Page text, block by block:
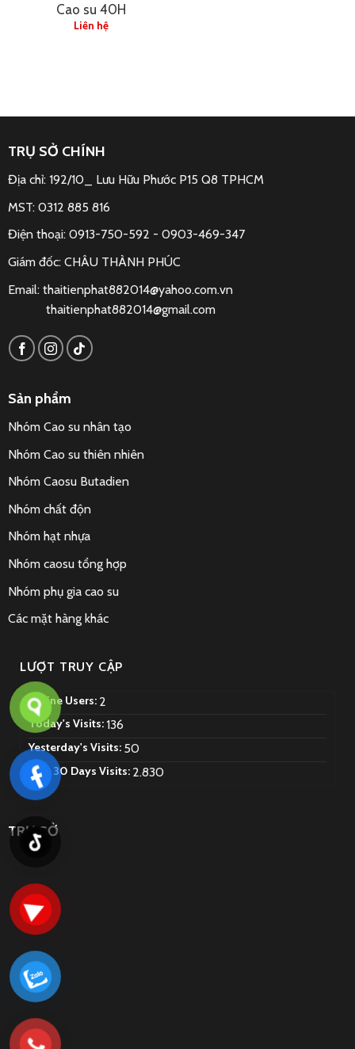
Cao su 40H
Liên hệ
TRỤ SỞ CHÍNH
Địa chỉ: 192/10_ Lưu Hữu Phước P15 Q8 TPHCM
MST: 0312 885 816
Điện thoại: 0913-750-592 - 0903-469-347
Giám đốc: CHÂU THÀNH PHÚC
Email: thaitienphat882014@yahoo.com.vn
thaitienphat882014@gmail.com
Sản phẩm
Nhóm Cao su nhân tạo
Nhóm Cao su thiên nhiên
Nhóm Caosu Butadien
Nhóm chất độn
Nhóm hạt nhựa
Nhóm caosu tổng hợp
Nhóm phụ gia cao su
Các mặt hàng khác
LƯỢT TRUY CẬP
Online Users: 2
Today's Visits:136
Yesterday's Visits: 50
Last 30 Days Visits: 2.830
TRỤ SỞ